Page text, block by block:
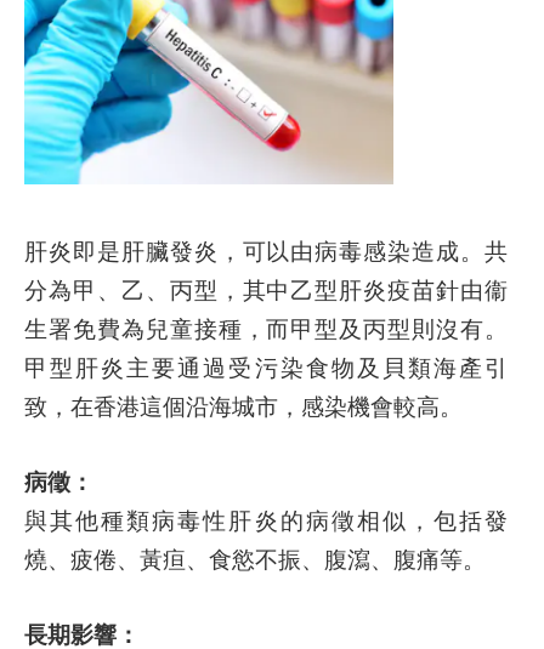
肝炎即是肝臟發炎，可以由病毒感染造成。共
分為甲、乙、丙型，其中乙型肝炎疫苗針由衞
生署免費為兒童接種，而甲型及丙型則沒有。
甲型肝炎主要通過受污染食物及貝類海產引
致，在香港這個沿海城市，感染機會較高。
病徵：
與其他種類病毒性肝炎的病徵相似，包括發
燒、疲倦、黃疸、食慾不振、腹瀉、腹痛等。
長期影響：